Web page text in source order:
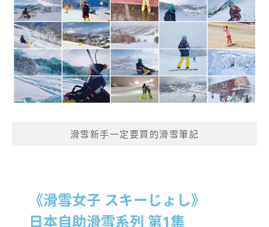
滑雪新手一定要買的滑雪筆記